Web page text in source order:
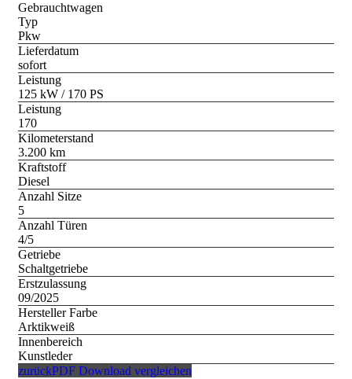
Gebrauchtwagen
Typ
Pkw
Lieferdatum
sofort
Leistung
125 kW / 170 PS
Leistung
170
Kilometerstand
3.200 km
Kraftstoff
Diesel
Anzahl Sitze
5
Anzahl Türen
4/5
Getriebe
Schaltgetriebe
Erstzulassung
09/2025
Hersteller Farbe
Arktikweiß
Innenbereich
Kunstleder
zurückPDF Download vergleichen